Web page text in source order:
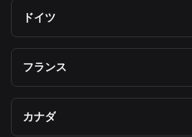
ドイツ
フランス
カナダ